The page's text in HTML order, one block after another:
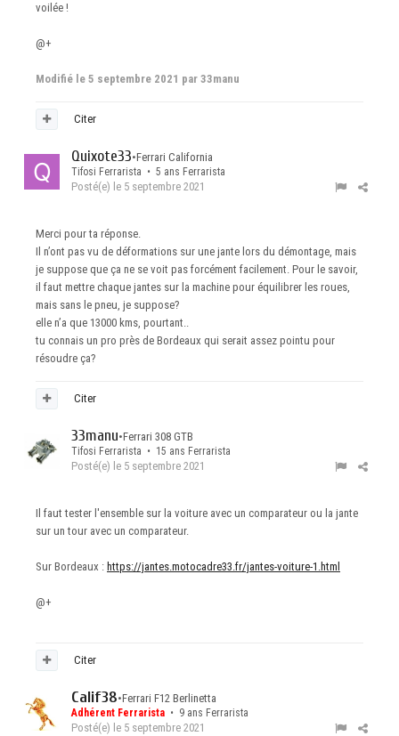
voilée !
@+
Modifié le 5 septembre 2021 par 33manu
Citer
Quixote33•Ferrari California
Tifosi Ferrarista • 5 ans Ferrarista
Posté(e) le 5 septembre 2021
Merci pour ta réponse.
Il n’ont pas vu de déformations sur une jante lors du démontage, mais
je suppose que ça ne se voit pas forcément facilement. Pour le savoir,
il faut mettre chaque jantes sur la machine pour équilibrer les roues,
mais sans le pneu, je suppose?
elle n’a que 13000 kms, pourtant..
tu connais un pro près de Bordeaux qui serait assez pointu pour
résoudre ça?
Citer
33manu•Ferrari 308 GTB
Tifosi Ferrarista • 15 ans Ferrarista
Posté(e) le 5 septembre 2021
Il faut tester l'ensemble sur la voiture avec un comparateur ou la jante
sur un tour avec un comparateur.
Sur Bordeaux : https://jantes.motocadre33.fr/jantes-voiture-1.html
@+
Citer
Calif38•Ferrari F12 Berlinetta
Adhérent Ferrarista • 9 ans Ferrarista
Posté(e) le 5 septembre 2021